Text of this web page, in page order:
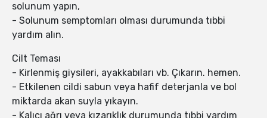
solunum yapın,
- Solunum semptomları olması durumunda tıbbi
yardım alın.
Cilt Teması
- Kirlenmiş giysileri, ayakkabıları vb. Çıkarın. hemen.
- Etkilenen cildi sabun veya hafif deterjanla ve bol
miktarda akan suyla yıkayın.
- Kalıcı ağrı veya kızarıklık durumunda tıbbi yardım